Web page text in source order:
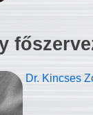
Dr. Kincses